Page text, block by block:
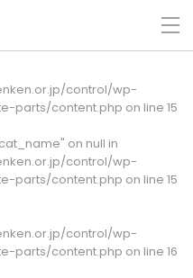
control/wp-
parts/content.php on line 15
on null in
control/wp-
parts/content.php on line 15
control/wp-
parts/content.php on line 16